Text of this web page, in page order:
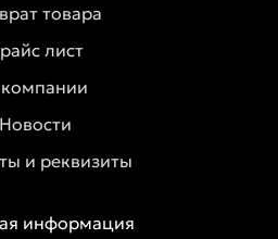
товара
лист
Новости
и реквизиты
информация